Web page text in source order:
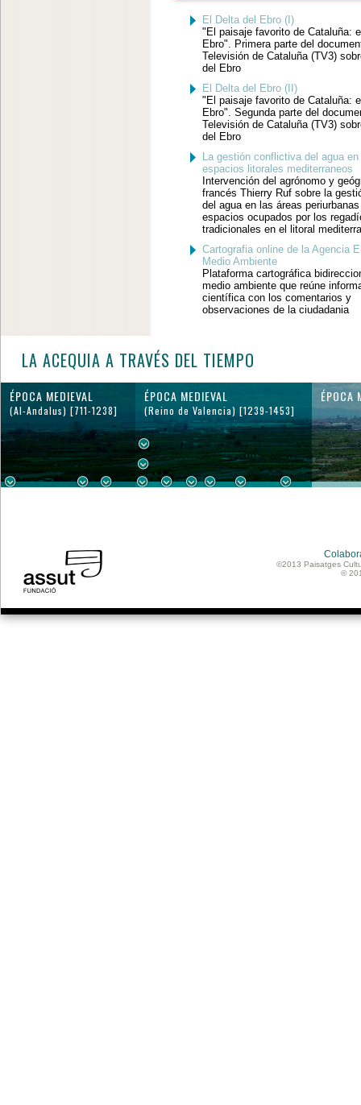
El Delta del Ebro (I)
"El paisaje favorito de Cataluña:
Ebro". Primera parte del
Televisión de Cataluña (TV3)
del Ebro
El Delta del Ebro (II)
"El paisaje favorito de Cataluña:
Ebro". Segunda parte del
Televisión de Cataluña (TV3)
del Ebro
La gestión conflictiva del agua en
espacios litorales mediterraneos
Intervención del agrónomo y
francés Thierry Ruf sobre la
del agua en las áreas
espacios ocupados por los
tradicionales en el litoral
Cartografia online de la Agencia
Medio Ambiente
Plataforma cartográfica
medio ambiente que reúne
científica con los comentarios y
observaciones de la ciudadania
LA ACEQUIA A TRAVÉS DEL TIEMPO
ÉPOCA MEDIEVAL
(Al-Andalus) [711-1238]
ÉPOCA MEDIEVAL
(Reino de Valencia) [1239-1453]
ÉPOCA
©2013 Paisatges
©